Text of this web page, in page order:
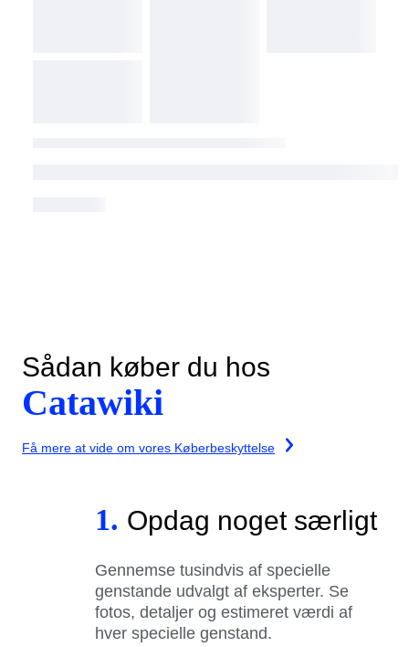
Sådan køber du hos
Catawiki
Få mere at vide om vores Køberbeskyttelse
1. Opdag noget særligt
Gennemse tusindvis af specielle
genstande udvalgt af eksperter. Se
fotos, detaljer og estimeret værdi af
hver specielle genstand.